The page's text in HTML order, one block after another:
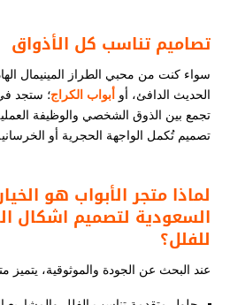
تصاميم تناسب كل الأذواق
سواء كنت من محبي الطراز المينيمال
الحديث الدافئ، أو أبواب الكراج
تجمع بين الذوق الشخصي والوظيفة
تصميم تُكمل الواجهة الحجرية أو
لماذا متجر الأبواب هو
السعودية لتصميم اشكال
للفلل​؟
عند البحث عن الجودة والموثوقية، يتميز